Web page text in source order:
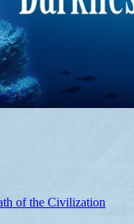
of the Civilization